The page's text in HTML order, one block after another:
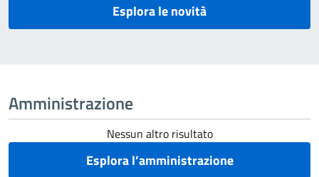
Esplora le novità
Amministrazione
Nessun altro risultato
Esplora l’amministrazione